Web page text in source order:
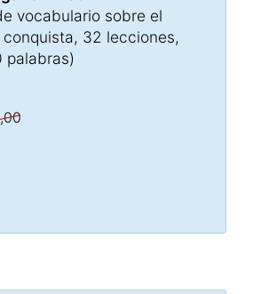
vocabulario sobre el
32 lecciones,
palabras)
,00